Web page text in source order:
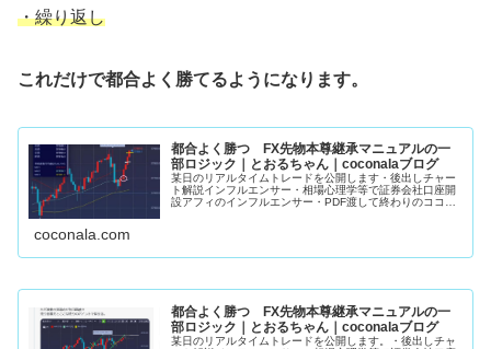
・繰り返し
これだけで都合よく勝てるようになります。
都合よく勝つ FX先物本尊継承マニュアルの一
部ロジック｜とおるちゃん｜coconalaブログ
某日のリアルタイムトレードを公開します・後出しチャー
ト解説インフルエンサー・相場心理学等で証券会社口座開
設アフィのインフルエンサー・PDF渡して終わりのココナ
coconala.com
都合よく勝つ FX先物本尊継承マニュアルの一
部ロジック｜とおるちゃん｜coconalaブログ
某日のリアルタイムトレードを公開します。・後出しチャ